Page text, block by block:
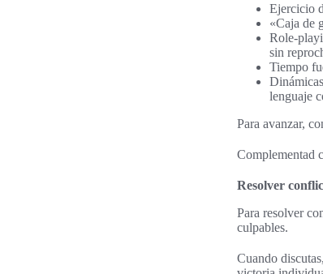
Ejercicio
«Caja de
Role-
sin
Tiempo
lenguaje
Para avanzar,
Complementad
Resolver
Para resolver
culpables.
Cuando